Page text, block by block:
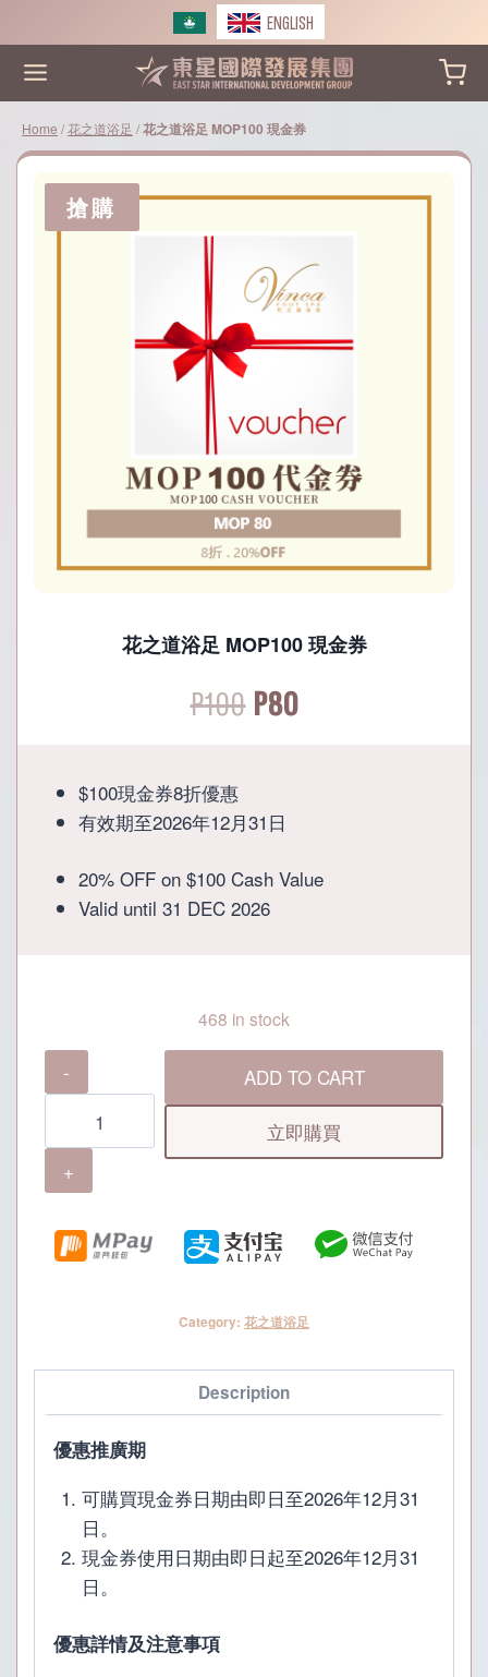
to
content
ENGLISH
Home /花之道浴足 /花之道浴足 MOP100 現金券
搶購
花之道浴足 MOP100 現金券
P100 Original
was:
P80Current
$100現金券8折優惠
有效期至2026年12月31日
20% OFF on $100 Cash Value
Valid until 31 DEC 2026
468 in stock
之
道
浴
現
金
ADD TO CART
立即購買
Category: 花之道浴足
Description
優惠推廣期
可購買現金券日期由即日至2026年12月31
日。
現金券使用日期由即日起至2026年12月31
日。
優惠詳情及注意事項